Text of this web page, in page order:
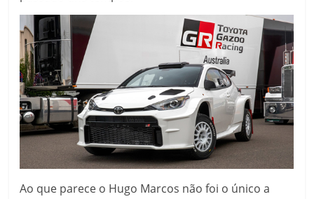
Ao que parece o Hugo Marcos não foi o único a